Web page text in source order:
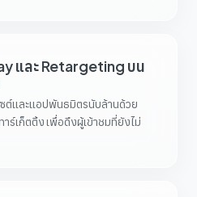
และ Retargeting บน
ซต์และแอปพันธมิตรนับล้านด้วย
ร์เก็ตติ้ง เพื่อดึงผู้เข้าชมที่ยังไม่